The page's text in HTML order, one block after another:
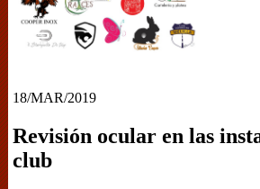
18/MAR/2019
Revisión ocular en las
club